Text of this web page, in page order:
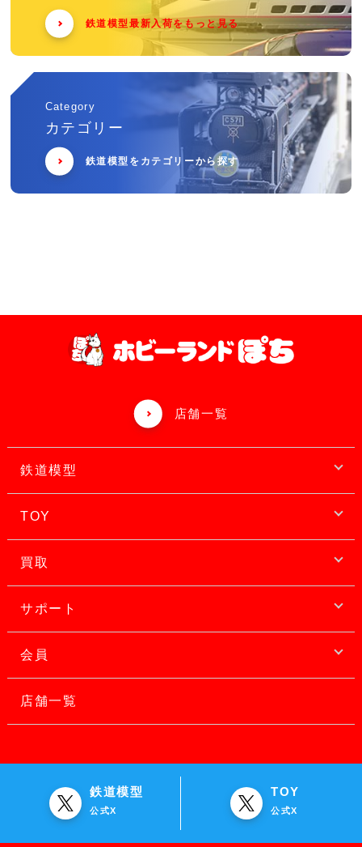
鉄道模型最新入荷をもっと見る
Category
カテゴリー
鉄道模型をカテゴリーから探す
店舗一覧
鉄道模型
TOY
買取
サポート
会員
店舗一覧
鉄道模型
公式X
TOY
公式X